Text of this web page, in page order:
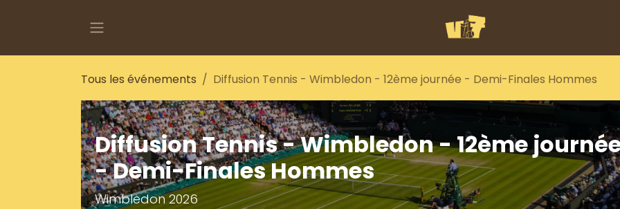
Tous les événements Diffusion Tennis - Wimbledon - 12ème journée - Demi-Finales Hommes
Diffusion Tennis - Wimbledon - 12ème
- Demi-Finales Hommes
Wimbledon 2026